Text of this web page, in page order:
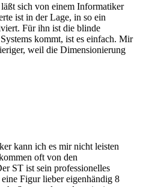
sich von einem Informatiker
ist in der Lage, in so ein
Für ihn ist die blinde
kommt, ist es einfach. Mir
weil die Dimensionierung
kann ich es mir nicht leisten
oft von den
ST ist sein professionelles
Figur lieber eigenhändig 8